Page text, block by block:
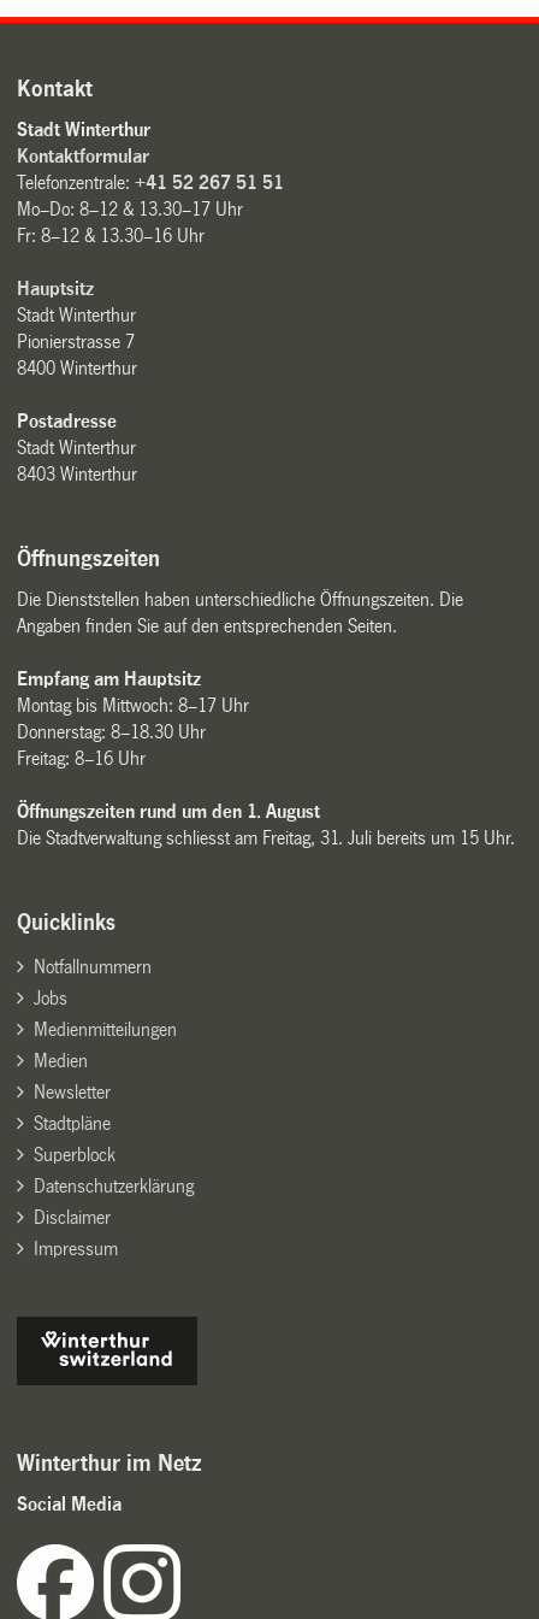
Kontakt
Stadt Winterthur
Kontaktformular
Telefonzentrale:+41 52 267 51 51
Mo–Do: 8–12 & 13.30–17 Uhr
Fr: 8–12 & 13.30–16 Uhr
Hauptsitz
Stadt Winterthur
Pionierstrasse 7
8400 Winterthur
Postadresse
Stadt Winterthur
8403 Winterthur
Öffnungszeiten
Die Dienststellen haben unterschiedliche Öffnungszeiten. Die
Angaben finden Sie auf den entsprechenden Seiten.
Empfang am Hauptsitz
Montag bis Mittwoch: 8–17 Uhr
Donnerstag: 8–18.30 Uhr
Freitag: 8–16 Uhr
Öffnungszeiten rund um den 1. August
Die Stadtverwaltung schliesst am Freitag, 31. Juli bereits um 15 Uhr.
Quicklinks
Notfallnummern
Jobs
Medienmitteilungen
Medien
Newsletter
Stadtpläne
Superblock
Datenschutzerklärung
Disclaimer
Impressum
Winterthur im Netz
Social Media